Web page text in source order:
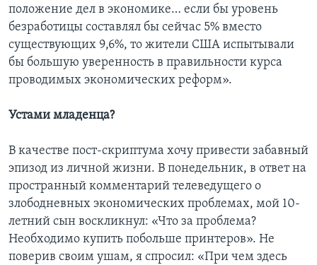
положение дел в экономике… если бы уровень
безработицы составлял бы сейчас 5% вместо
существующих 9,6%, то жители США испытывали
бы большую уверенность в правильности курса
проводимых экономических реформ».
Устами младенца?
В качестве пост-скриптума хочу привести забавный
эпизод из личной жизни. В понедельник, в ответ на
пространный комментарий телеведущего о
злободневных экономических проблемах, мой 10-
летний сын воскликнул: «Что за проблема?
Необходимо купить побольше принтеров». Не
поверив своим ушам, я спросил: «При чем здесь